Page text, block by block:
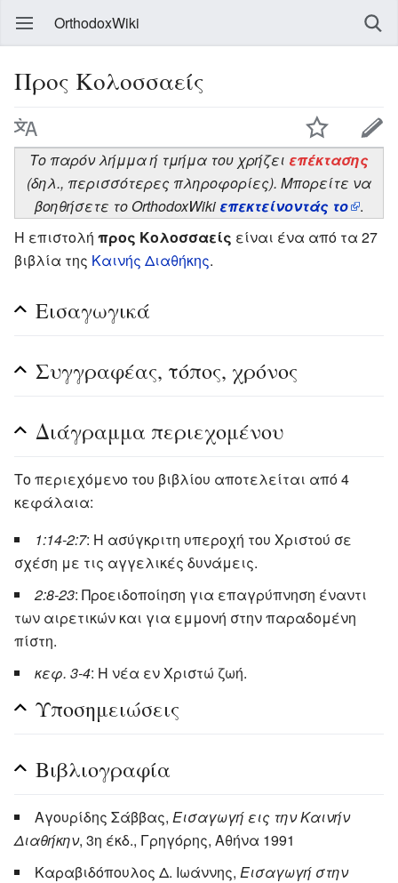
OrthodoxWiki
Προς Κολοσσαείς
Το παρόν λήμμα ή τμήμα του χρήζει επέκτασης
(δηλ., περισσότερες πληροφορίες). Μπορείτε να
βοηθήσετε το OrthodoxWiki επεκτείνοντάς το
.
Η επιστολή προς Κολοσσαείς είναι ένα από τα 27
βιβλία της Καινής Διαθήκης.
Εισαγωγικά
Συγγραφέας, τόπος, χρόνος
Διάγραμμα περιεχομένου
Το περιεχόμενο του βιβλίου αποτελείται από 4
κεφάλαια:
1:14-2:7: Η ασύγκριτη υπεροχή του Χριστού σε
σχέση με τις αγγελικές δυνάμεις.
2:8-23: Προειδοποίηση για επαγρύπνηση έναντι
των αιρετικών και για εμμονή στην παραδομένη
πίστη.
κεφ. 3-4: Η νέα εν Χριστώ ζωή.
Υποσημειώσεις
Βιβλιογραφία
Αγουρίδης Σάββας, Εισαγωγή εις την Καινήν
Διαθήκην, 3η έκδ., Γρηγόρης, Αθήνα 1991
Καραβιδόπουλος Δ. Ιωάννης, Εισαγωγή στην